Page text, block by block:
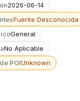
2026-06-14
Fuente Desconocida
General
No Aplicable
POIUnknown